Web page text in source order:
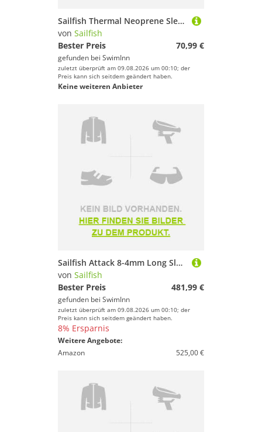
Sailfish Thermal Neoprene Sleeveless T-shirt Schwarz 2XS
von Sailfish
Bester Preis
70,99 €
gefunden bei SwimInn
zuletzt überprüft am 09.08.2026 um 00:10; der
Preis kann sich seitdem geändert haben.
Keine weiteren Anbieter
Sailfish Attack 8-4mm Long Sleeve Neoprene Wetsuit Schwarz XLT Mann
von Sailfish
Bester Preis
481,99 €
gefunden bei SwimInn
zuletzt überprüft am 09.08.2026 um 00:10; der
Preis kann sich seitdem geändert haben.
8% Ersparnis
Weitere Angebote:
Amazon
525,00 €